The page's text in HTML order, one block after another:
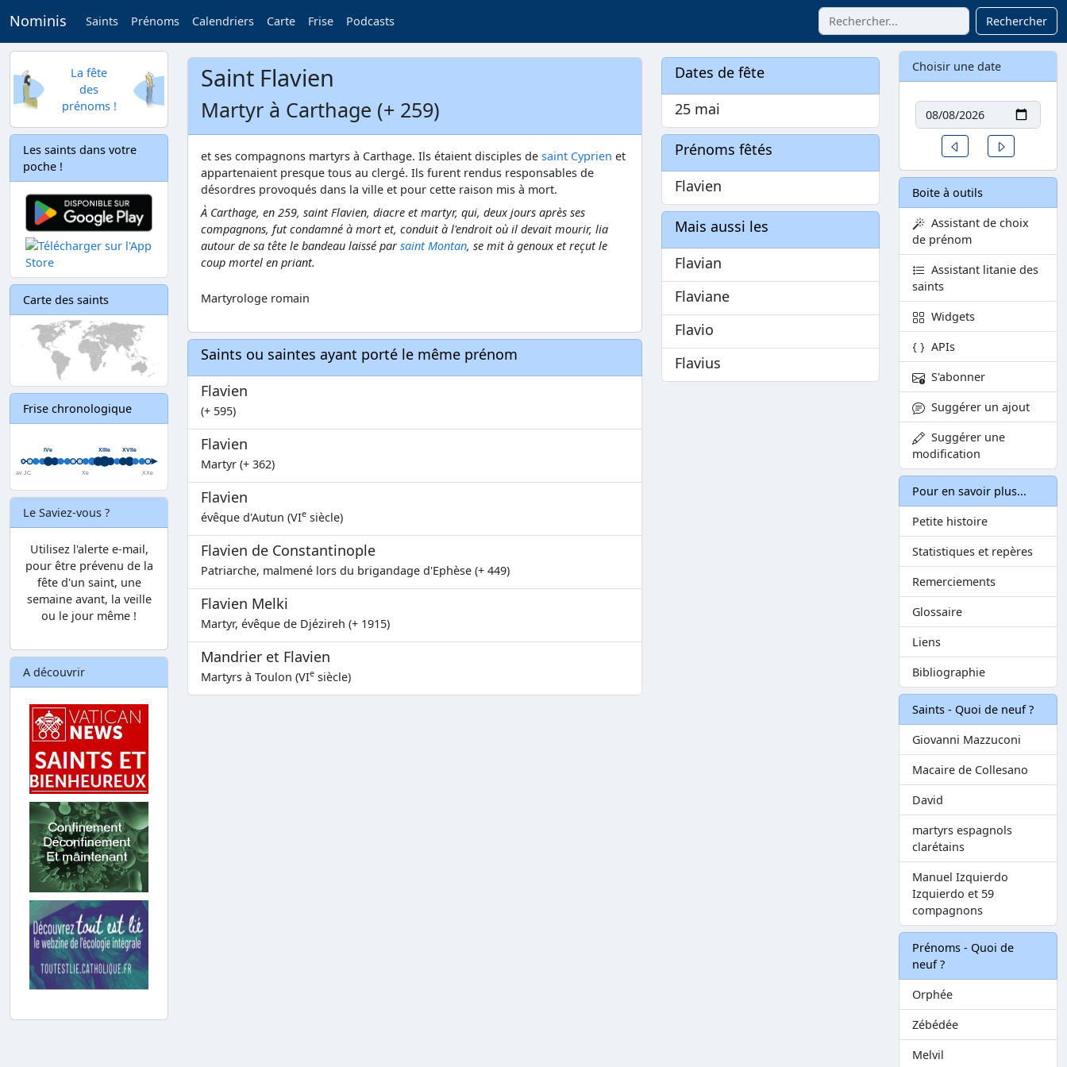
Nominis Saints Prénoms Calendriers Carte Frise Podcasts Rechercher
La fête
des
prénoms !
Les saints dans votre
poche !
Carte des saints
Frise chronologique
Le Saviez-vous ?
Utilisez l'alerte e-mail,
pour être prévenu de la
fête d'un saint, une
semaine avant, la veille
ou le jour même !
A découvrir
Saint Flavien
Martyr à Carthage (+ 259)
et ses compagnons martyrs à Carthage. Ils étaient disciples de saint Cyprien et
appartenaient presque tous au clergé. Ils furent rendus responsables de
désordres provoqués dans la ville et pour cette raison mis à mort.
À Carthage, en 259, saint Flavien, diacre et martyr, qui, deux jours après ses
compagnons, fut condamné à mort et, conduit à l'endroit où il devait mourir, lia
autour de sa tête le bandeau laissé par saint Montan, se mit à genoux et reçut le
coup mortel en priant.
Martyrologe romain
Saints ou saintes ayant porté le même prénom
Flavien
(+ 595)
Flavien
Martyr (+ 362)
Flavien
évêque d'Autun (VIe siècle)
Flavien de Constantinople
Patriarche, malmené lors du brigandage d'Ephèse (+ 449)
Flavien Melki
Martyr, évêque de Djézireh (+ 1915)
Mandrier et Flavien
Martyrs à Toulon (VIe siècle)
Dates de fête
25 mai
Prénoms fêtés
Flavien
Mais aussi les
Flavian
Flaviane
Flavio
Flavius
Choisir une date
Date
Un jour avant
Boite à outils
Assistant de choix
de prénom
Assistant litanie des
saints
Widgets
APIs
S'abonner
Suggérer un ajout
Suggérer une
modification
Pour en savoir plus...
Petite histoire
Statistiques et repères
Remerciements
Glossaire
Liens
Bibliographie
Saints - Quoi de neuf ?
Giovanni Mazzuconi
Macaire de Collesano
David
martyrs espagnols
clarétains
Manuel Izquierdo
Izquierdo et 59
compagnons
Prénoms - Quoi de
neuf ?
Orphée
Zébédée
Melvil